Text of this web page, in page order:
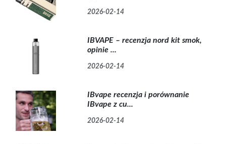
2026-02-14
IBVAPE – recenzja nord kit smok,
opinie ...
2026-02-14
IBvape recenzja i porównanie
IBvape z cu...
2026-02-14